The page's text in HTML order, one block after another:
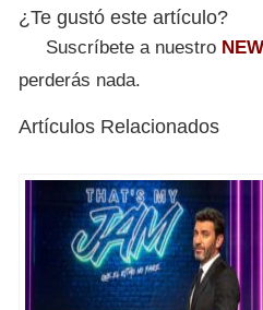
¿Te gustó este artículo?
Suscríbete a nuestro
perderás nada.
Artículos Relacionados